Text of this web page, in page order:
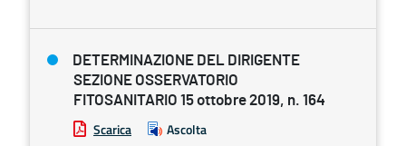
DETERMINAZIONE DEL DIRIGENTE
SEZIONE OSSERVATORIO
FITOSANITARIO 15 ottobre 2019, n. 164
Scarica Ascolta